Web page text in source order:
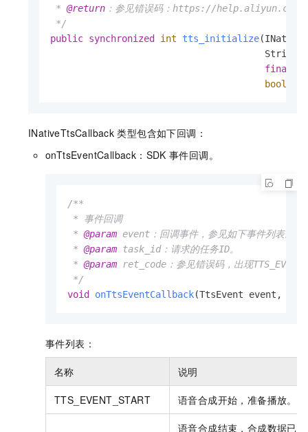
* @return ：参见错误码：https://
*/
public synchronized int tts_initialize
String
final
boolean
INativeTtsCallback 类型包含如下回调：
onTtsEventCallback：SDK 事件回调。
/**
* 事件回调
* @param event：回调事件，参见如下事件列表。
* @param task_id：请求的任务ID。
* @param ret_code：参见错误码，出现
*/
void
onTtsEventCallback(TtsEvent event,
事件列表：
名称 说明
TTS_EVENT_START 语音合成开始，准备播放。
语音合成结束，合成数据已